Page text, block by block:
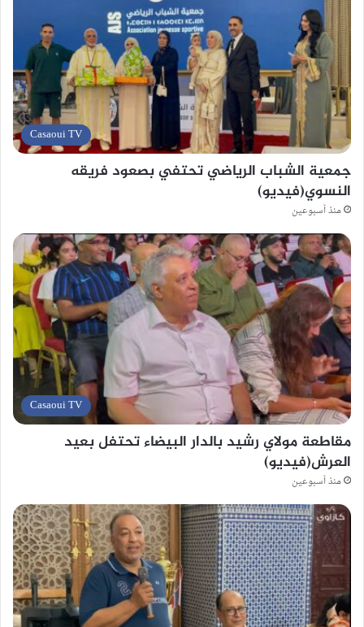
Casaoui TV
جمعية الشباب الرياضي تحتفي بصعود فريقه
النسوي(فيديو)
منذ أسبوعين
Casaoui TV
مقاطعة مولاي رشيد بالدار البيضاء تحتفل بعيد
العرش(فيديو)
منذ أسبوعين